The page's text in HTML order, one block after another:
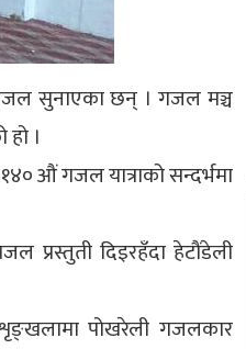
सुनाएका छन् । गजल मञ्च
।
औं गजल यात्राको सन्दर्भमा
प्रस्तुती दिइरहँदा हेटौंडेली
पोखरेली गजलकार